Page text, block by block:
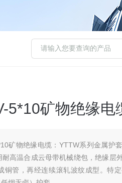
5*10矿物绝缘电
矿物绝缘电缆：YTTW系列金属护
高温合成云母带机械绕包，绝缘层
铜管，再经连续滚轧波纹成型。特